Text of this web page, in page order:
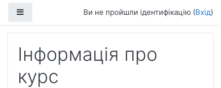
Ви не пройшли ідентифікацію (Вхід)
Інформація про
курс